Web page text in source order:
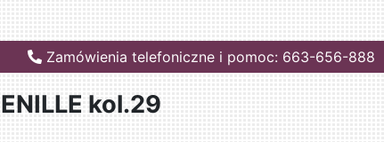
Zamówienia telefoniczne i pomoc: 663-656-888
kol.29